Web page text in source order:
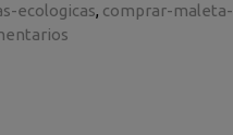
ecologicas comprar-maleta-